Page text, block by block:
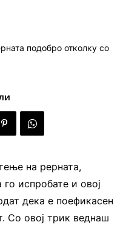
на рерната,
испробате и овој
дека е поефикасен
Со овој трик веднаш